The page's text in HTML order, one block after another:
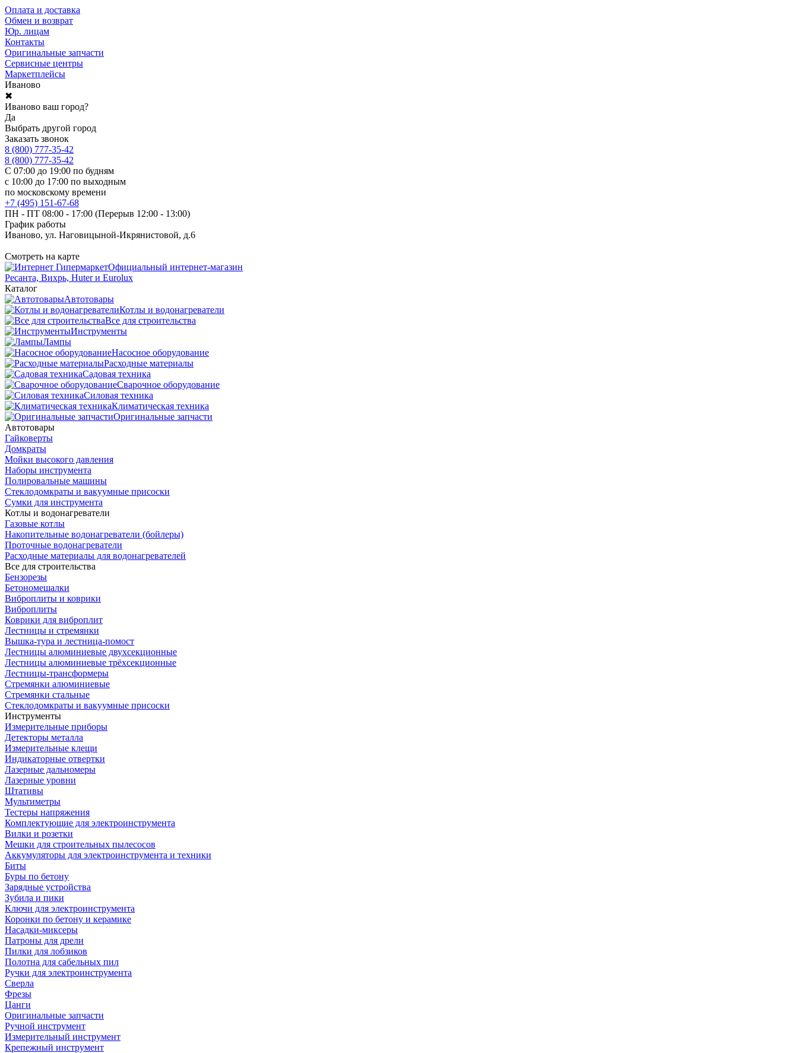
Оплата и доставка
Обмен и возврат
Юр. лицам
Контакты
Оригинальные запчасти
Сервисные центры
Маркетплейсы
Иваново
✖
Иваново ваш город?
Да
Выбрать другой город
Заказать звонок
8 (800) 777-35-42
8 (800) 777-35-42
С 07:00 до 19:00 по будням
с 10:00 до 17:00 по выходным
по московскому времени
+7 (495) 151-67-68
ПН - ПТ 08:00 - 17:00 (Перерыв 12:00 - 13:00)
График работы
Иваново, ул. Наговицыной-Икрянистовой, д.6
Смотреть на карте
Официальный интернет-магазин
Ресанта, Вихрь, Huter и Eurolux
Каталог
Автотовары
Котлы и водонагреватели
Все для строительства
Инструменты
Лампы
Насосное оборудование
Расходные материалы
Садовая техника
Сварочное оборудование
Силовая техника
Климатическая техника
Оригинальные запчасти
Автотовары
Гайковерты
Домкраты
Мойки высокого давления
Наборы инструмента
Полировальные машины
Стеклодомкраты и вакуумные присоски
Сумки для инструмента
Котлы и водонагреватели
Газовые котлы
Накопительные водонагреватели (бойлеры)
Проточные водонагреватели
Расходные материалы для водонагревателей
Все для строительства
Бензорезы
Бетономешалки
Виброплиты и коврики
Виброплиты
Коврики для виброплит
Лестницы и стремянки
Вышка-тура и лестница-помост
Лестницы алюминиевые двухсекционные
Лестницы алюминиевые трёхсекционные
Лестницы-трансформеры
Стремянки алюминиевые
Стремянки стальные
Стеклодомкраты и вакуумные присоски
Инструменты
Измерительные приборы
Детекторы металла
Измерительные клещи
Индикаторные отвертки
Лазерные дальномеры
Лазерные уровни
Штативы
Мультиметры
Тестеры напряжения
Комплектующие для электроинструмента
Вилки и розетки
Мешки для строительных пылесосов
Аккумуляторы для электроинструмента и техники
Биты
Буры по бетону
Зарядные устройства
Зубила и пики
Ключи для электроинструмента
Коронки по бетону и керамике
Насадки-миксеры
Патроны для дрели
Пилки для лобзиков
Полотна для сабельных пил
Ручки для электроинструмента
Сверла
Фрезы
Цанги
Оригинальные запчасти
Ручной инструмент
Измерительный инструмент
Крепежный инструмент